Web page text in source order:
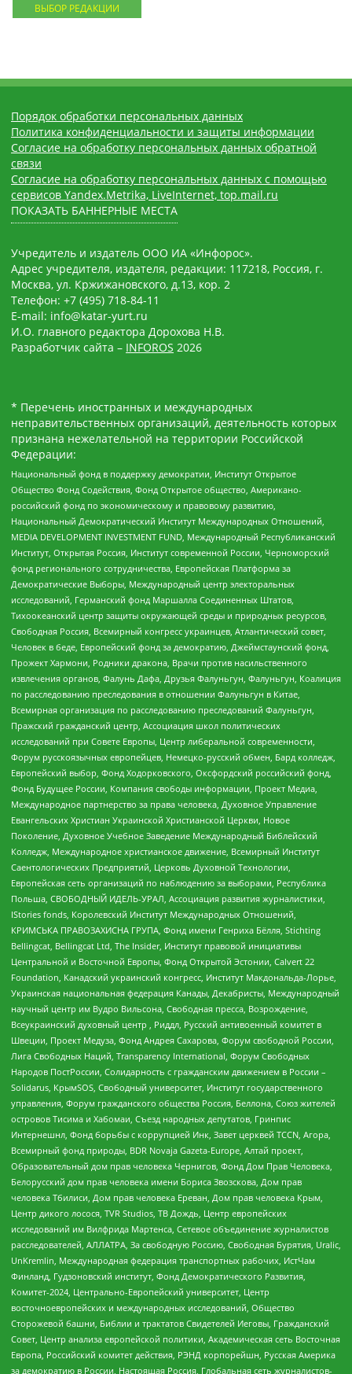
ВЫБОР РЕДАКЦИИ
Порядок обработки персональных данных
Политика конфиденциальности и защиты информации
Согласие на обработку персональных данных обратной
связи
Согласие на обработку персональных данных с помощью
сервисов Yandex.Metrika, LiveInternet, top.mail.ru
ПОКАЗАТЬ БАННЕРНЫЕ МЕСТА
Учредитель и издатель ООО ИА «Инфорос».
Адрес учредителя, издателя, редакции: 117218, Россия, г.
Москва, ул. Кржижановского, д.13, кор. 2
Телефон: +7 (495) 718-84-11
E-mail: info@katar-yurt.ru
И.О. главного редактора Дорохова Н.В.
Разработчик сайта – INFOROS 2026
* Перечень иностранных и международных
неправительственных организаций, деятельность которых
признана нежелательной на территории Российской
Федерации:
Национальный фонд в поддержку демократии, Институт Открытое
Общество Фонд Содействия, Фонд Открытое общество, Американо-
российский фонд по экономическому и правовому развитию,
Национальный Демократический Институт Международных Отношений,
MEDIA DEVELOPMENT INVESTMENT FUND, Международный Республиканский
Институт, Открытая Россия, Институт современной России, Черноморский
фонд регионального сотрудничества, Европейская Платформа за
Демократические Выборы, Международный центр электоральных
исследований, Германский фонд Маршалла Соединенных Штатов,
Тихоокеанский центр защиты окружающей среды и природных ресурсов,
Свободная Россия, Всемирный конгресс украинцев, Атлантический совет,
Человек в беде, Европейский фонд за демократию, Джеймстаунский фонд,
Прожект Хармони, Родники дракона, Врачи против насильственного
извлечения органов, Фалунь Дафа, Друзья Фалуньгун, Фалуньгун, Коалиция
по расследованию преследования в отношении Фалуньгун в Китае,
Всемирная организация по расследованию преследований Фалуньгун,
Пражский гражданский центр, Ассоциация школ политических
исследований при Совете Европы, Центр либеральной современности,
Форум русскоязычных европейцев, Немецко-русский обмен, Бард колледж,
Европейский выбор, Фонд Ходорковского, Оксфордский российский фонд,
Фонд Будущее России, Компания свободы информации, Проект Медиа,
Международное партнерство за права человека, Духовное Управление
Евангельских Христиан Украинской Христианской Церкви, Новое
Поколение, Духовное Учебное Заведение Международный Библейский
Колледж, Международное христианское движение, Всемирный Институт
Саентологических Предприятий, Церковь Духовной Технологии,
Европейская сеть организаций по наблюдению за выборами, Республика
Польша, СВОБОДНЫЙ ИДЕЛЬ-УРАЛ, Ассоциация развития журналистики,
IStories fonds, Королевский Институт Международных Отношений,
КРИМСЬКА ПРАВОЗАХИСНА ГРУПА, Фонд имени Генриха Бёлля, Stichting
Bellingcat, Bellingcat Ltd, The Insider, Институт правовой инициативы
Центральной и Восточной Европы, Фонд Открытой Эстонии, Calvert 22
Foundation, Канадский украинский конгресс, Институт Макдональда-Лорье,
Украинская национальная федерация Канады, Декабристы, Международный
научный центр им Вудро Вильсона, Свободная пресса, Возрождение,
Всеукраинский духовный центр , Риддл, Русский антивоенный комитет в
Швеции, Проект Медуза, Фонд Андрея Сахарова, Форум свободной России,
Лига Свободных Наций, Transparеncy International, Форум Свободных
Народов ПостРоссии, Солидарность с гражданским движением в России –
Solidarus, КрымSOS, Свободный университет, Институт государственного
управления, Форум гражданского общества Россия, Беллона, Союз жителей
островов Тисима и Хабомаи, Съезд народных депутатов, Гринпис
Интернешнл, Фонд борьбы с коррупцией Инк, Завет церквей TCCN, Агора,
Всемирный фонд природы, BDR Novaja Gazeta-Europe, Алтай проект,
Образовательный дом прав человека Чернигов, Фонд Дом Прав Человека,
Белорусский дом прав человека имени Бориса Звозскова, Дом прав
человека Тбилиси, Дом прав человека Ереван, Дом прав человека Крым,
Центр дикого лосося, TVR Studios, ТВ Дождь, Центр европейских
исследований им Вилфрида Мартенса, Сетевое объединение журналистов
расследователей, АЛЛАТРА, За свободную Россию, Свободная Бурятия, Uralic,
UnKremlin, Международная федерация транспортных рабочих, ИстЧам
Финланд, Гудзоновский институт, Фонд Демократического Развития,
Комитет-2024, Центрально-Европейский университет, Центр
восточноевропейских и международных исследований, Общество
Сторожевой башни, Библии и трактатов Свидетелей Иеговы, Гражданский
Совет, Центр анализа европейской политики, Академическая сеть Восточная
Европа, Российский комитет действия, РЭНД корпорейшн, Русская Америка
за демократию в России, Настоящая Россия, Глобальная сеть журналистов-